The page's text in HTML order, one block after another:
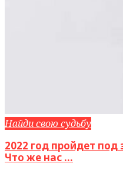
Найди свою судьбу
2022 год пройдет под
Что же нас ...